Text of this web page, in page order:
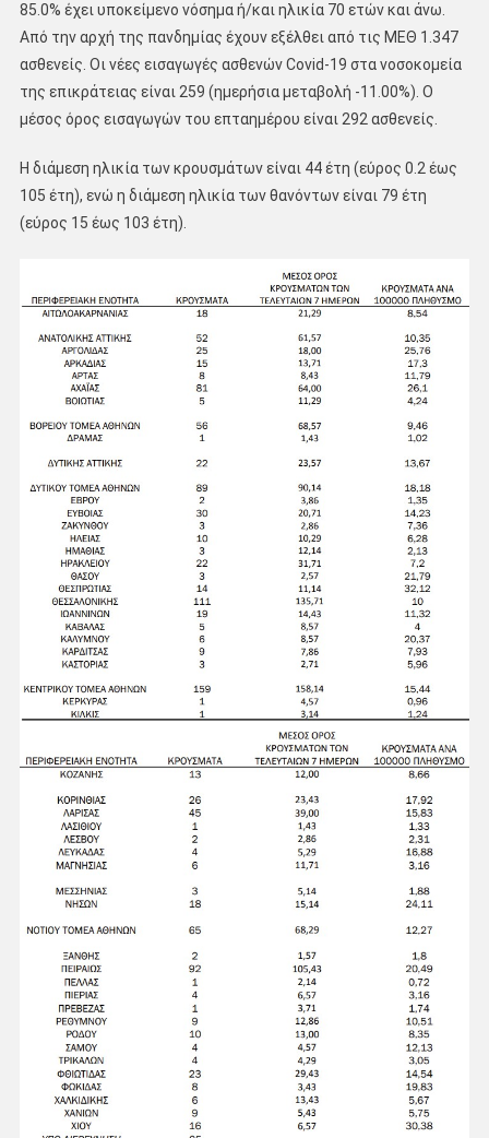
85.0% έχει υποκείμενο νόσημα ή/και ηλικία 70 ετών και άνω.
Από την αρχή της πανδημίας έχουν εξέλθει από τις ΜΕΘ 1.347
ασθενείς. Οι νέες εισαγωγές ασθενών Covid-19 στα νοσοκομεία
της επικράτειας είναι 259 (ημερήσια μεταβολή -11.00%). Ο
μέσος όρος εισαγωγών του επταημέρου είναι 292 ασθενείς.
Η διάμεση ηλικία των κρουσμάτων είναι 44 έτη (εύρος 0.2 έως
105 έτη), ενώ η διάμεση ηλικία των θανόντων είναι 79 έτη
(εύρος 15 έως 103 έτη).